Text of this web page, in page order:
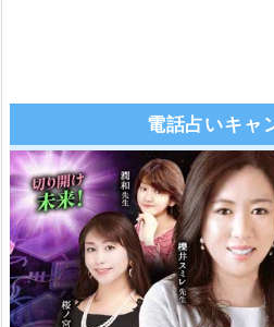
電話占いキャ